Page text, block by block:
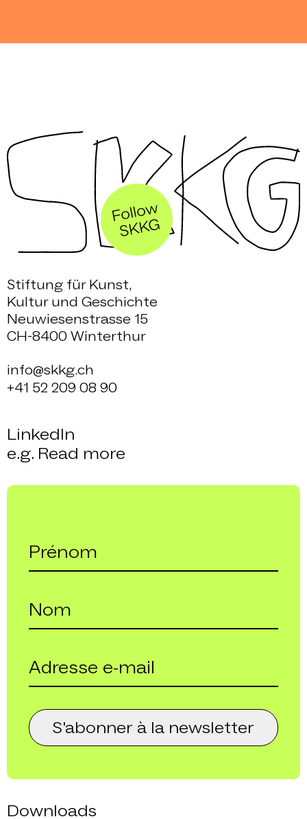
Stiftung für Kunst,
Kultur und Geschichte
Neuwiesenstrasse 15
CH-8400 Winterthur
info@skkg.ch
+41 52 209 08 90
LinkedIn
e.g. Read more
S'abonner à la newsletter
Downloads